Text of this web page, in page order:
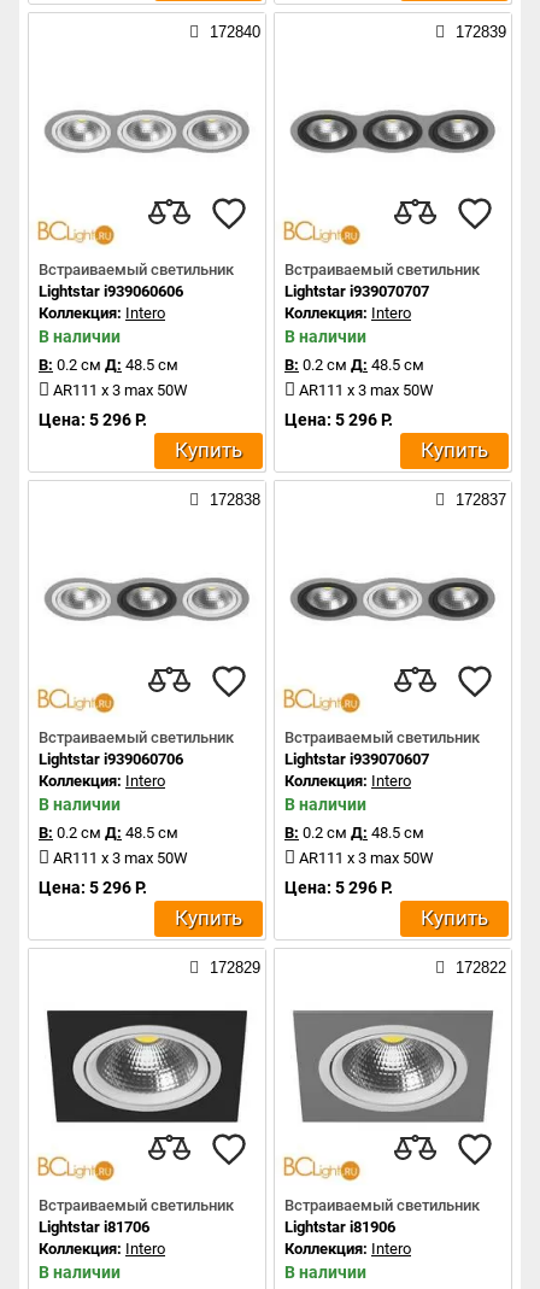
172840
Встраиваемый светильник
Lightstar i939060606
Коллекция: Intero
В наличии
В: 0.2 см Д: 48.5 см
AR111 x 3 max 50W
Цена: 5 296 Р.
Купить
172839
Встраиваемый светильник
Lightstar i939070707
Коллекция: Intero
В наличии
В: 0.2 см Д: 48.5 см
AR111 x 3 max 50W
Цена: 5 296 Р.
Купить
172838
Встраиваемый светильник
Lightstar i939060706
Коллекция: Intero
В наличии
В: 0.2 см Д: 48.5 см
AR111 x 3 max 50W
Цена: 5 296 Р.
Купить
172837
Встраиваемый светильник
Lightstar i939070607
Коллекция: Intero
В наличии
В: 0.2 см Д: 48.5 см
AR111 x 3 max 50W
Цена: 5 296 Р.
Купить
172829
Встраиваемый светильник
Lightstar i81706
Коллекция: Intero
В наличии
172822
Встраиваемый светильник
Lightstar i81906
Коллекция: Intero
В наличии